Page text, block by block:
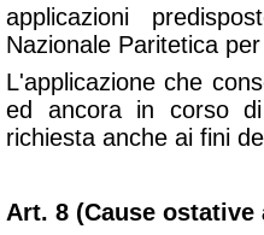
applicazioni
Nazionale Paritetica
L'applicazione che
ed ancora in corso
richiesta anche ai fini
Art. 8 (Cause